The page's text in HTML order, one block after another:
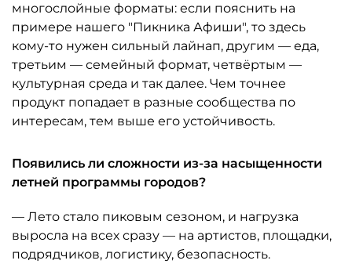
многослойные форматы: если пояснить на
примере нашего "Пикника Афиши", то здесь
кому-то нужен сильный лайнап, другим — еда,
третьим — семейный формат, четвёртым —
культурная среда и так далее. Чем точнее
продукт попадает в разные сообщества по
интересам, тем выше его устойчивость.
Появились ли сложности из-за насыщенности
летней программы городов?
— Лето стало пиковым сезоном, и нагрузка
выросла на всех сразу — на артистов, площадки,
подрядчиков, логистику, безопасность.